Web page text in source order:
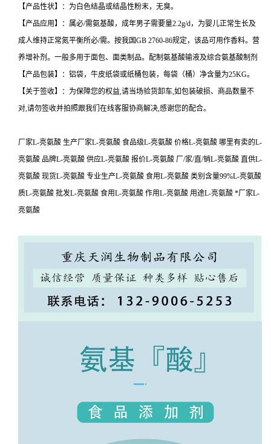
【产品性状】：为白色结晶或结晶性粉末，无臭。
【产品应用】：属必/需氨基酸，成年男子需要量2.2g/d，为婴儿正常生长及
成人维持正常氮平衡所必/需。按我国GB 2760-86规定，该品可用作香料。营
养增补剂。一般多用于面包、面类制品。配制氨基酸输液及综合氨基酸制剂
【产品包装】：铝袋，牛皮纸袋或纸桶包装，每袋（桶）净含量为25KG。
【关于签收】：为保障您的权益,请当场验货卸车,如包装破损、商品数量不
对,请勿签收并拍照跟我们在线客服协商解决,感谢您的配合。
厂家L-亮氨酸 生产厂家L-亮氨酸 食品级L-亮氨酸 价格L-亮氨酸 哪里有卖的L-
亮氨酸 品牌L-亮氨酸 供应L-亮氨酸 报价L-亮氨酸 厂/家/直/销L-亮氨酸 直供L-
亮氨酸 现货L-亮氨酸 专业生产L-亮氨酸 食用L-亮氨酸 类别含量99%L-亮氨酸
质L-亮氨酸 批发L-亮氨酸 食用L-亮氨酸 作用L-亮氨酸 用途L-亮氨酸 *厂家L-
亮氨酸